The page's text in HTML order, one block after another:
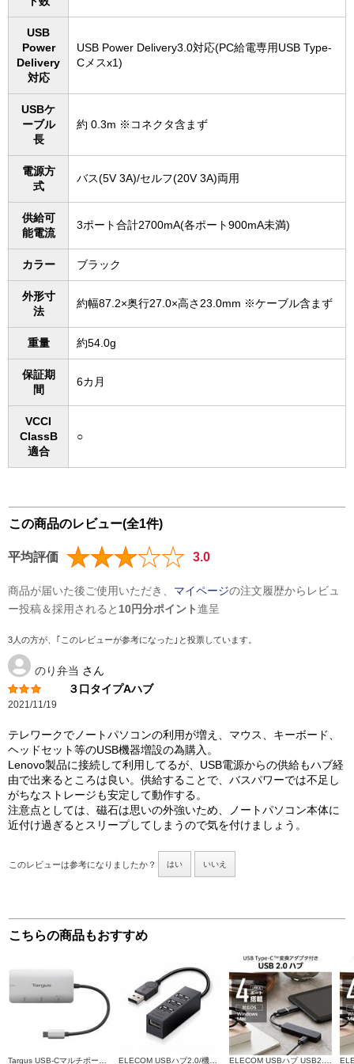
USB
Power
Delivery
対応
USB Power Delivery3.0対応(PC給電専用USB Type-
Cメスx1)
USBケ
ーブル
長
約 0.3m ※コネクタ含まず
電源方
式
バス(5V 3A)/セルフ(20V 3A)両用
供給可
能電流
3ポート合計2700mA(各ポート900mA未満)
カラー ブラック
外形寸
法
約幅87.2×奥行27.0×高さ23.0mm ※ケーブル含まず
重量 約54.0g
保証期
間
6カ月
VCCI
ClassB
適合
○
この商品のレビュー(全1件)
平均評価 3.0
商品が届いた後ご使用いただき、 マイページの注文履歴からレビュ
ー投稿＆採用されると 10円分ポイント進呈
3人の方が、｢このレビューが参考になった｣と投票しています。
のり弁当 さん
３口タイプAハブ
2021/11/19
テレワークでノートパソコンの利用が増え、マウス、キーボード、
ヘッドセット等のUSB機器増設の為購入。
Lenovo製品に接続して利用してるが、USB電源からの供給もハブ経
由で出来るところは良い。供給することで、バスパワーでは不足し
がちなストレージも安定して動作する。
注意点としては、磁石は思いの外強いため、ノートパソコン本体に
近付け過ぎるとスリープしてしまうので気を付けましょう。
このレビューは参考になりましたか？ はい いいえ
こちらの商品もおすすめ